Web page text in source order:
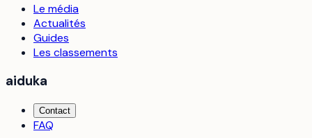
Le média
Actualités
Guides
Les classements
aiduka
Contact
FAQ